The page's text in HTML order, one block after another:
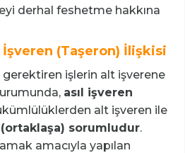
derhal feshetme hakkına
İşveren (Taşeron) İlişkisi
gerektiren işlerin alt işverene
asıl işveren
alt işveren ile
sorumludur.
amacıyla yapılan